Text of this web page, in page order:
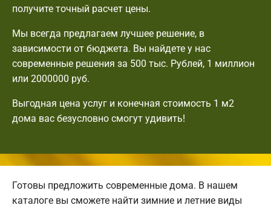
получите точный расчет цены.
Мы всегда предлагаем лучшее решение, в
зависимости от бюджета. Вы найдете у нас
современные решения за 500 тыс. Рублей, 1 миллион
или 2000000 руб.
Выгодная цена услуг и конечная стоимость 1 м2
дома вас безусловно смогут удивить!
Готовы предложить современные дома. В нашем
каталоге вы сможете найти зимние и летние виды